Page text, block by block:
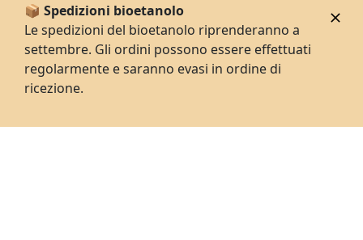
📦 Spedizioni bioetanolo
Le spedizioni del bioetanolo riprenderanno a
settembre. Gli ordini possono essere effettuati
regolarmente e saranno evasi in ordine di
ricezione.